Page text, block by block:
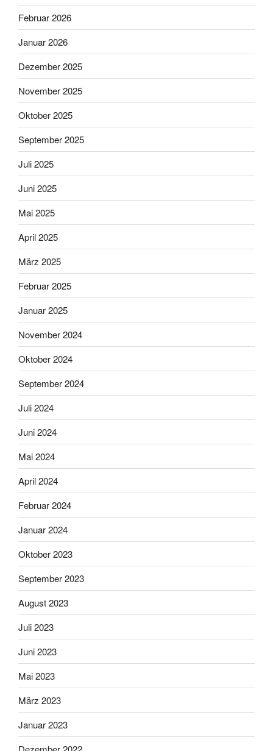
Februar 2026
Januar 2026
Dezember 2025
November 2025
Oktober 2025
September 2025
Juli 2025
Juni 2025
Mai 2025
April 2025
März 2025
Februar 2025
Januar 2025
November 2024
Oktober 2024
September 2024
Juli 2024
Juni 2024
Mai 2024
April 2024
Februar 2024
Januar 2024
Oktober 2023
September 2023
August 2023
Juli 2023
Juni 2023
Mai 2023
März 2023
Januar 2023